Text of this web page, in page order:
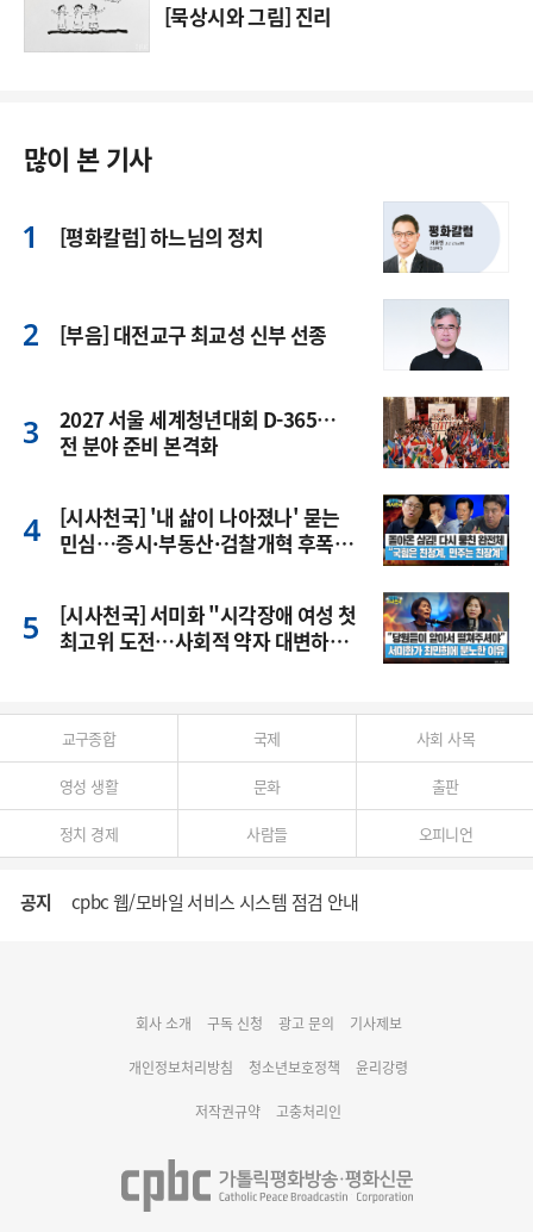
[묵상시와 그림] 진리
많이 본 기사
[평화칼럼] 하느님의 정치
[부음] 대전교구 최교성 신부 선종
2027 서울 세계청년대회 D-365…
전 분야 준비 본격화
[시사천국] '내 삶이 나아졌나' 묻는
민심…증시·부동산·검찰개혁 후폭
[시사천국] 서미화 "시각장애 여성 첫
최고위 도전…사회적 약자 대변하겠
교구종합 국제 사회 사목
영성 생활 문화 출판
정치 경제 사람들 오피니언
공지 cpbc 웹/모바일 서비스 시스템 점검 안내
명동 미디어큐브 & 1898 미디어월 공모전 수상작 발표
회사 소개 구독 신청 광고 문의 기사제보
개인정보처리방침 청소년보호정책 윤리강령
저작권규약 고충처리인